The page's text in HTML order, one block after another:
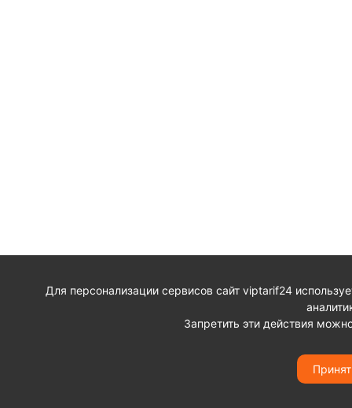
Для персонализации сервисов сайт viptarif24
Запретить эти действия